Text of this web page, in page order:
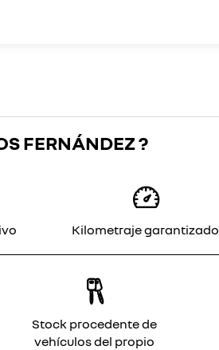
FERNÁNDEZ ?
Kilometraje garantizado
Stock procedente de
vehículos del propio